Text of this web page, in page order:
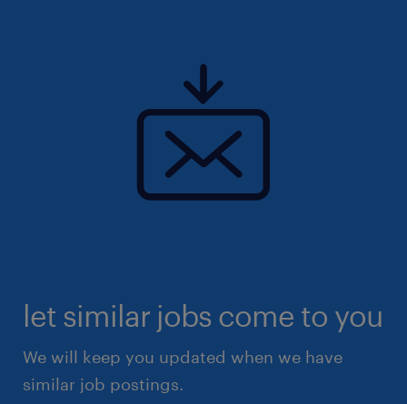
let similar jobs come to you
We will keep you updated when we have
similar job postings.